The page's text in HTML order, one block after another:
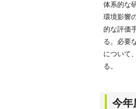
体系的な
環境影響
的な評価
る。必要
について
る。
今年